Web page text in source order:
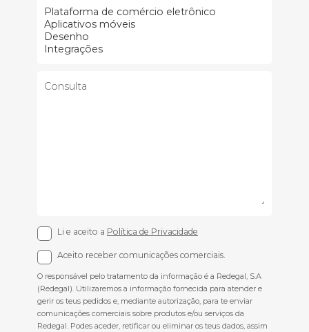
Li e aceito a Política de Privacidade
Aceito receber comunicações comerciais.
O responsável pelo tratamento da informação é a Redegal, S.A
(Redegal). Utilizaremos a informação fornecida para atender e
gerir os teus pedidos e, mediante autorização, para te enviar
comunicações comerciais sobre produtos e/ou serviços da
Redegal. Podes aceder, retificar ou eliminar os teus dados, assim